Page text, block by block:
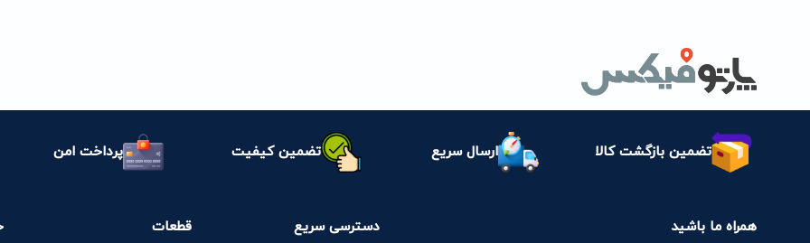
تضمین بازگشت کالا ارسال سریع تضمین کیفیت پرداخت امن
همراه ما باشید دسترسی سریع قطعات